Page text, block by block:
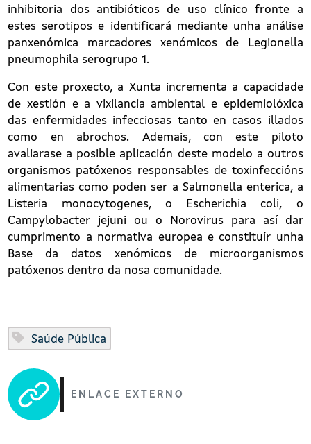
inhibitoria dos antibióticos de uso clínico fronte a
estes serotipos e identificará mediante unha análise
panxenómica marcadores xenómicos de Legionella
pneumophila serogrupo 1.
Con este proxecto, a Xunta incrementa a capacidade
de xestión e a vixilancia ambiental e epidemiolóxica
das enfermidades infecciosas tanto en casos illados
como en abrochos. Ademais, con este piloto
avaliarase a posible aplicación deste modelo a outros
organismos patóxenos responsables de toxinfeccións
alimentarias como poden ser a Salmonella enterica, a
Listeria monocytogenes, o Escherichia coli, o
Campylobacter jejuni ou o Norovirus para así dar
cumprimento a normativa europea e constituír unha
Base da datos xenómicos de microorganismos
patóxenos dentro da nosa comunidade.​
Saúde Pública
ENLACE EXTERNO